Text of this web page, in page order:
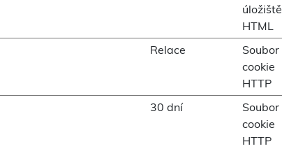
úložiště
HTML
Relace
Soubor
cookie
HTTP
30 dní
Soubor
cookie
HTTP